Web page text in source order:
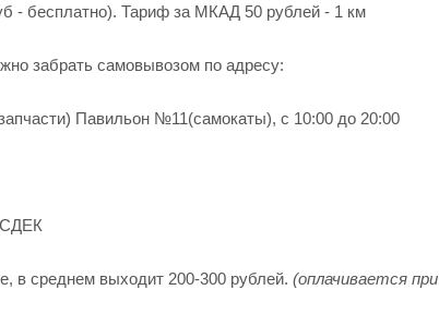
- бесплатно). Тариф за МКАД 50 рублей - 1 км
забрать самовывозом по адресу:
Павильон №11(cамокаты), с 10:00 до 20:00
СДЕК
в среднем выходит 200-300 рублей. (оплачивается при